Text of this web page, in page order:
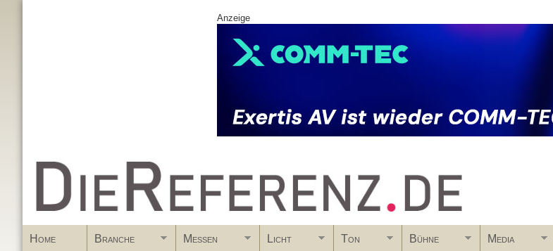
Anzeige
www.DieReferenz.de
Home Branche Messen Licht Ton Bühne Media